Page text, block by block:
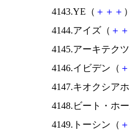
4143.YE（ ＋ ＋ ＋
4144.アイズ（ ＋ ＋
4145.アーキテク
4146.イビデン（ ＋
4147.キオクシア
4148.ビート・ホ
4149.トーシン（ ＋